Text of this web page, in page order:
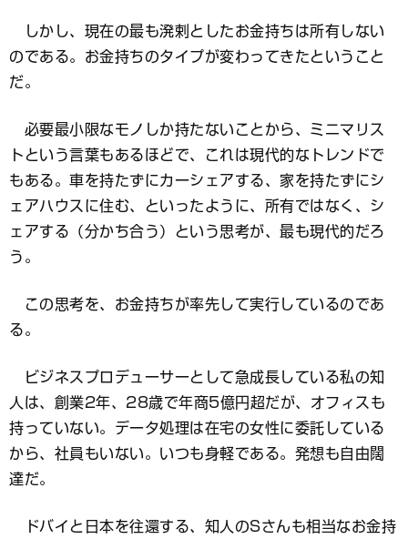
しかし、現在の最も溌剌としたお金持ちは所有しない
のである。お金持ちのタイプが変わってきたということ
だ。
必要最小限なモノしか持たないことから、ミニマリス
トという言葉もあるほどで、これは現代的なトレンドで
もある。車を持たずにカーシェアする、家を持たずにシ
ェアハウスに住む、といったように、所有ではなく、シ
ェアする（分かち合う）という思考が、最も現代的だろ
う。
この思考を、お金持ちが率先して実行しているのであ
る。
ビジネスプロデューサーとして急成長している私の知
人は、創業2年、28歳で年商5億円超だが、オフィスも
持っていない。データ処理は在宅の女性に委託している
から、社員もいない。いつも身軽である。発想も自由闊
達だ。
ドバイと日本を往還する、知人のSさんも相当なお金持